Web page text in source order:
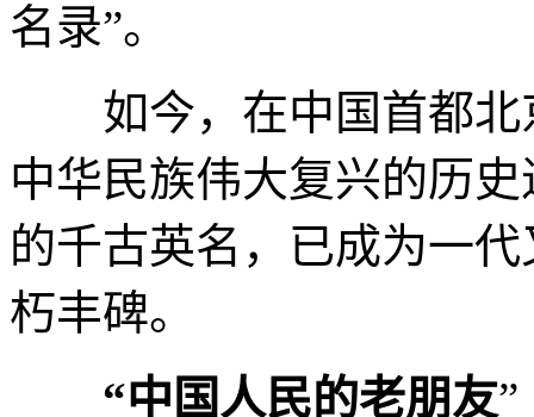
名录”。
如今，在中国首都北
中华民族伟大复兴的历
的千古英名，已成为一
朽丰碑。
“中国人民的老朋友”